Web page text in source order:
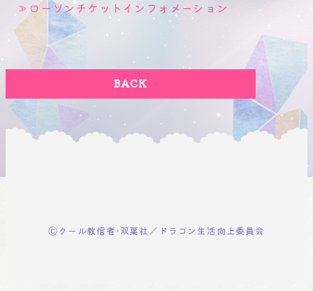
≫ローソンチケットインフォメーション
BACK
Ⓒクール教信者・双葉社／ドラゴン生活向上委員会